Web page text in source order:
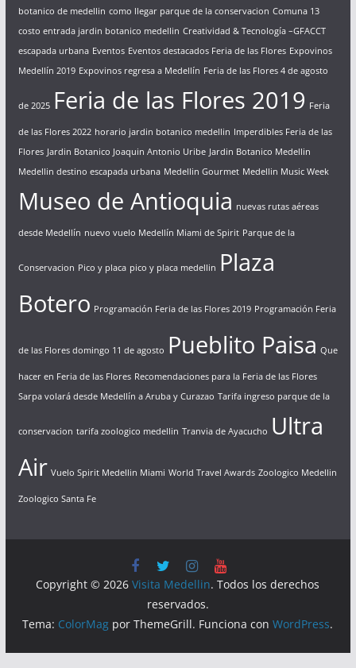
botanico de medellin como llegar parque de la conservacion Comuna 13
costo entrada jardin botanico medellin Creatividad & Tecnología –GFACCT
escapada urbana Eventos Eventos destacados Feria de las Flores Expovinos
Medellín 2019 Expovinos regresa a Medellín Feria de las Flores 4 de agosto
de 2025 Feria de las Flores 2019 Feria
de las Flores 2022 horario jardin botanico medellin Imperdibles Feria de las
Flores Jardin Botanico Joaquin Antonio Uribe Jardin Botanico Medellin
Medellin destino escapada urbana Medellin Gourmet Medellin Music Week
Museo de Antioquia nuevas rutas aéreas
desde Medellín nuevo vuelo Medellín Miami de Spirit Parque de la
Conservacion Pico y placa pico y placa medellin Plaza
Botero Programación Feria de las Flores 2019 Programación Feria
de las Flores domingo 11 de agosto Pueblito Paisa Que
hacer en Feria de las Flores Recomendaciones para la Feria de las Flores
Sarpa volará desde Medellín a Aruba y Curazao Tarifa ingreso parque de la
conservacion tarifa zoologico medellin Tranvia de Ayacucho Ultra
Air Vuelo Spirit Medellin Miami World Travel Awards Zoologico Medellin
Zoologico Santa Fe
Copyright © 2026Visita Medellin. Todos los derechos
reservados.
Tema: ColorMag por ThemeGrill. Funciona conWordPress.